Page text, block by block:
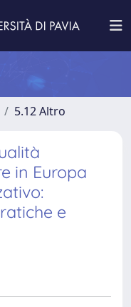
5.12 Altro
in Europa
e